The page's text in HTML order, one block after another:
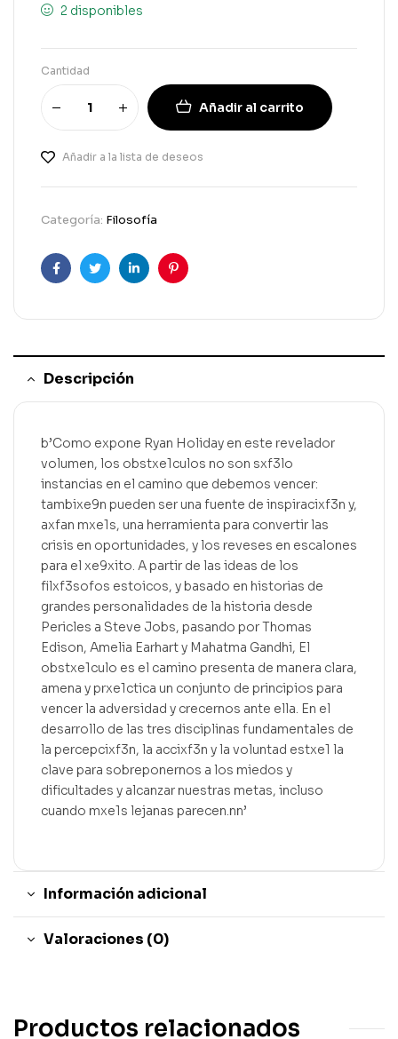
2 disponibles
Cantidad
Añadir al carrito
Añadir a la lista de deseos
Categoría: Filosofía
FacebookGorjeoLinkedInPinterest
Descripción
b’Como expone Ryan Holiday en este revelador
volumen, los obstxe1culos no son sxf3lo
instancias en el camino que debemos vencer:
tambixe9n pueden ser una fuente de inspiracixf3n y,
axfan mxe1s, una herramienta para convertir las
crisis en oportunidades, y los reveses en escalones
para el xe9xito. A partir de las ideas de los
filxf3sofos estoicos, y basado en historias de
grandes personalidades de la historia desde
Pericles a Steve Jobs, pasando por Thomas
Edison, Amelia Earhart y Mahatma Gandhi, El
obstxe1culo es el camino presenta de manera clara,
amena y prxe1ctica un conjunto de principios para
vencer la adversidad y crecernos ante ella. En el
desarrollo de las tres disciplinas fundamentales de
la percepcixf3n, la accixf3n y la voluntad estxe1 la
clave para sobreponernos a los miedos y
dificultades y alcanzar nuestras metas, incluso
cuando mxe1s lejanas parecen.nn’
Información adicional
Valoraciones (0)
Productos relacionados